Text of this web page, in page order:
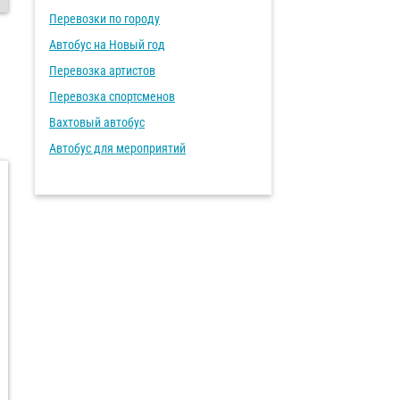
Перевозки по городу
Автобус на Новый год
Перевозка артистов
Перевозка спортсменов
Вахтовый автобус
Автобус для мероприятий